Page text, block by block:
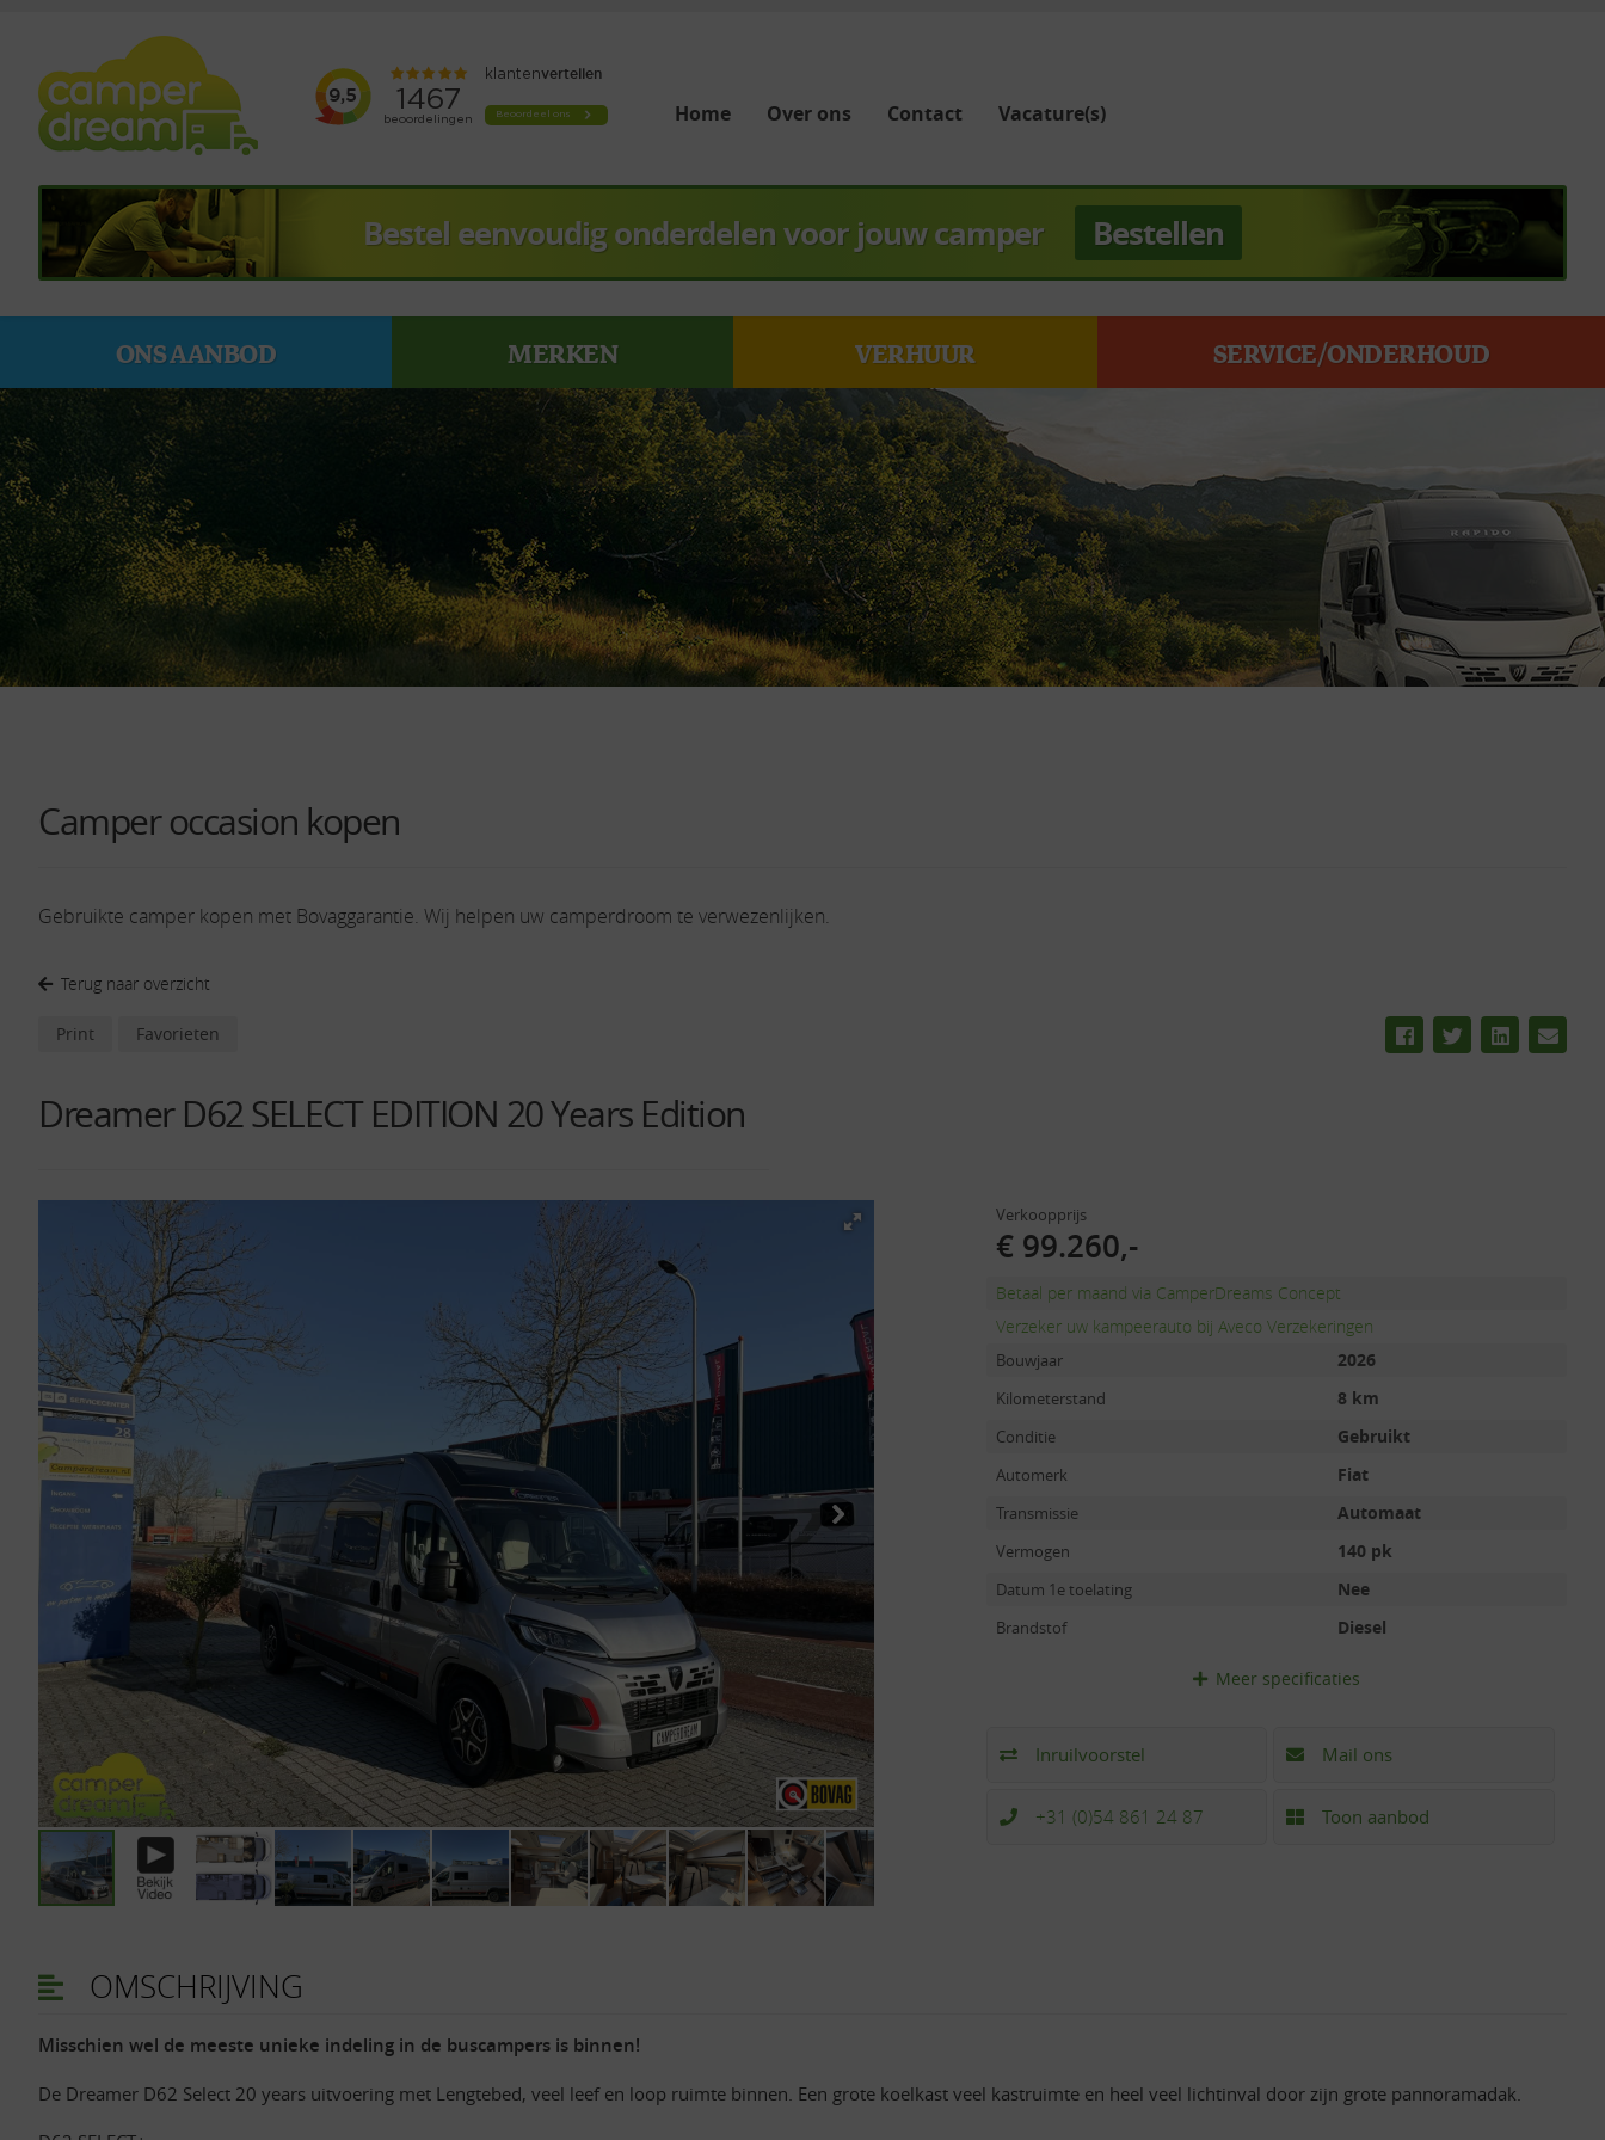
Home Over ons Contact Vacature(s)
Bestel eenvoudig onderdelen voor jouw camper Bestellen
ONS AANBOD MERKEN VERHUUR SERVICE/ONDERHOUD
Camper occasion kopen
Gebruikte camper kopen met Bovaggarantie. Wij helpen uw camperdroom te verwezenlijken.
Terug naar overzicht
Print Favorieten
Dreamer D62 SELECT EDITION 20 Years Edition
Verkoopprijs
€ 99.260,-
Betaal per maand via CamperDreams Concept
Verzeker uw kampeerauto bij Aveco Verzekeringen
Bouwjaar 2026
Kilometerstand 8 km
Conditie Gebruikt
Automerk Fiat
Transmissie Automaat
Vermogen 140 pk
Datum 1e toelating Nee
Brandstof Diesel
Meerspecificaties
Inruilvoorstel Mail ons
+31 (0)54 861 24 87 Toon aanbod
OMSCHRIJVING
Misschien wel de meeste unieke indeling in de buscampers is binnen!
De Dreamer D62 Select 20 years uitvoering met Lengtebed, veel leef en loop ruimte binnen. Een grote koelkast veel kastruimte en heel veel lichtinval door zijn grote pannoramadak.